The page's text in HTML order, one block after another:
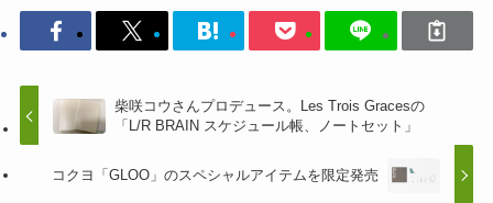
柴咲コウさんプロデュース。Les Trois Gracesの
「L/R BRAIN スケジュール帳、ノートセット」
コクヨ「GLOO」のスペシャルアイテムを限定発売